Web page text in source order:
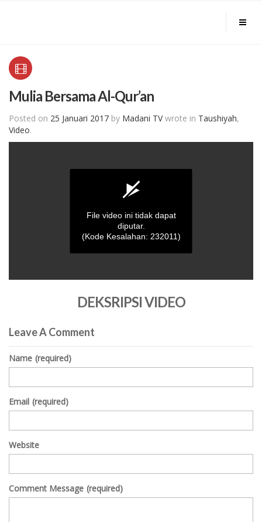
Mulia Bersama Al-Qur’an
Posted on 25 Januari 2017 by Madani TVwrote in Taushiyah,
Video.
File video ini tidak dapat
diputar.
(Kode Kesalahan: 232011)
DEKSRIPSI VIDEO
Leave A Comment
Name (required)
Email (required)
Website
Comment Message (required)